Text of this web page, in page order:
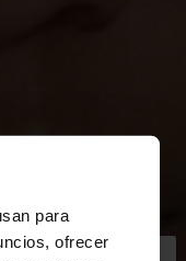
para
ofrecer